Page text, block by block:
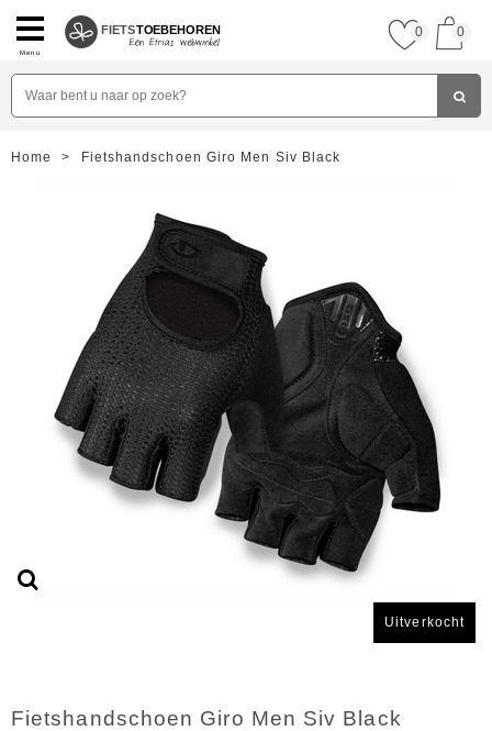
Menu
FIETSTOEBEHOREN 0 0
Home > Fietshandschoen Giro Men Siv Black
Uitverkocht
Fietshandschoen Giro Men Siv Black